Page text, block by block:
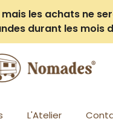
les achats ne
durant les mois
L'Atelier